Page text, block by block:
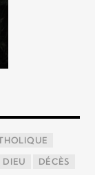
DIEU DÉCÈS